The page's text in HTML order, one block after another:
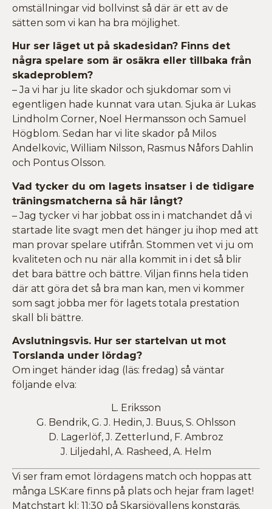
omställningar vid bollvinst så där är ett av de
sätten som vi kan ha bra möjlighet.
Hur ser läget ut på skadesidan? Finns det
några spelare som är osäkra eller tillbaka från
skadeproblem?
– Ja vi har ju lite skador och sjukdomar som vi
egentligen hade kunnat vara utan. Sjuka är Lukas
Lindholm Corner, Noel Hermansson och Samuel
Högblom. Sedan har vi lite skador på Milos
Andelkovic, William Nilsson, Rasmus Nåfors Dahlin
och Pontus Olsson.
Vad tycker du om lagets insatser i de tidigare
träningsmatcherna så här långt?
– Jag tycker vi har jobbat oss in i matchandet då vi
startade lite svagt men det hänger ju ihop med att
man provar spelare utifrån. Stommen vet vi ju om
kvaliteten och nu när alla kommit in i det så blir
det bara bättre och bättre. Viljan finns hela tiden
där att göra det så bra man kan, men vi kommer
som sagt jobba mer för lagets totala prestation
skall bli bättre.
Avslutningsvis. Hur ser startelvan ut mot
Torslanda under lördag?
Om inget händer idag (läs: fredag) så väntar
följande elva:
L. Eriksson
G. Bendrik, G. J. Hedin, J. Buus, S. Ohlsson
D. Lagerlöf, J. Zetterlund, F. Ambroz
J. Liljedahl, A. Rasheed, A. Helm
Vi ser fram emot lördagens match och hoppas att
många LSK:are finns på plats och hejar fram laget!
Matchstart kl: 11:30 på Skarsjövallens konstgräs.